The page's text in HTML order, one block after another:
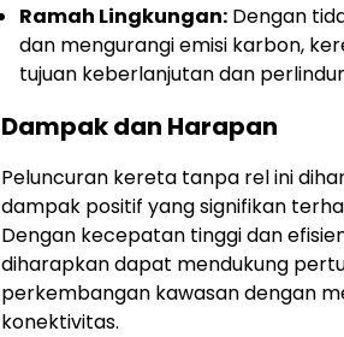
Ramah Lingkungan: Dengan
dan mengurangi emisi karbon,
tujuan keberlanjutan dan
Dampak dan Harapan
Peluncuran kereta tanpa rel ini
dampak positif yang signifikan
Dengan kecepatan tinggi dan
diharapkan dapat mendukung
perkembangan kawasan dengan
konektivitas.